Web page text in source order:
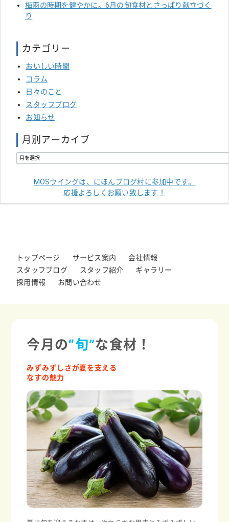
梅雨の時期を健やかに。6月の旬食材とさっぱり献立づく
り
カテゴリー
おいしい時間
コラム
日々のこと
スタッフブログ
お知らせ
月別アーカイブ
MOSウイングは、にほんブログ村に参加中です。
応援よろしくお願い致します！
トップページ サービス案内
会社情報
スタッフブログ
スタッフ紹介
ギャラリー
採用情報
お問い合わせ
今月の“旬”な食材！
みずみずしさが夏を支える
なすの魅力